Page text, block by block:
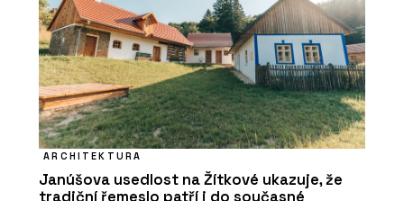
ARCHITEKTURA
Janúšova usedlost na Žítkové ukazuje, že